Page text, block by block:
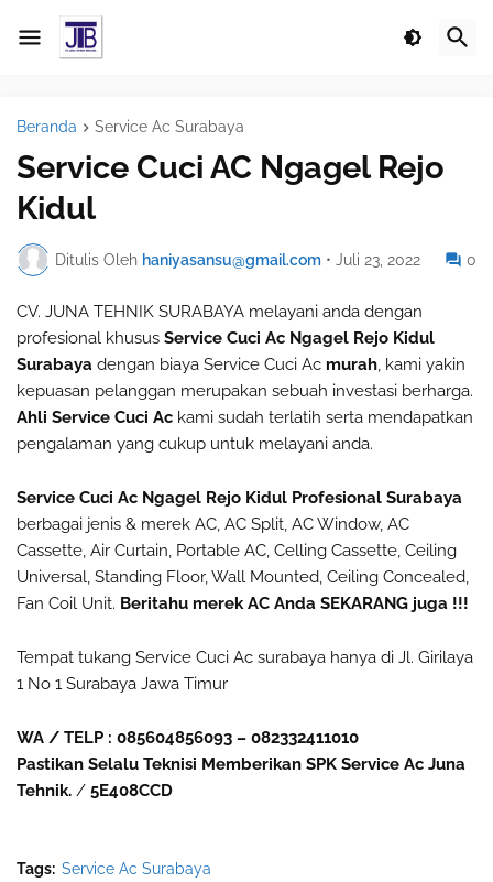
Beranda Service Ac Surabaya
Service Cuci AC Ngagel Rejo
Kidul
Ditulis Oleh haniyasansu@gmail.com • Juli 23, 2022 0
CV. JUNA TEHNIK SURABAYA melayani anda dengan
profesional khusus Service Cuci Ac Ngagel Rejo Kidul
Surabaya dengan biaya Service Cuci Ac murah, kami yakin
kepuasan pelanggan merupakan sebuah investasi berharga.
Ahli Service Cuci Ac kami sudah terlatih serta mendapatkan
pengalaman yang cukup untuk melayani anda.
Service Cuci Ac Ngagel Rejo Kidul Profesional Surabaya
berbagai jenis & merek AC, AC Split, AC Window, AC
Cassette, Air Curtain, Portable AC, Celling Cassette, Ceiling
Universal, Standing Floor, Wall Mounted, Ceiling Concealed,
Fan Coil Unit. Beritahu merek AC Anda SEKARANG juga !!!
Tempat tukang Service Cuci Ac surabaya hanya di Jl. Girilaya
1 No 1 Surabaya Jawa Timur
WA / TELP : 085604856093 – 082332411010
Pastikan Selalu Teknisi Memberikan SPK Service Ac Juna
Tehnik. / 5E408CCD
Tags: Service Ac Surabaya